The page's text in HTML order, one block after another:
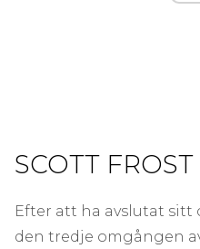
SCOTT
Efter att ha avslutat sitt
den tredje omgången